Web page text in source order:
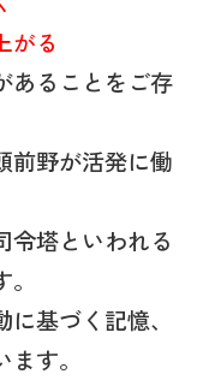
がる
あることをご存
前野が活発に働
令塔といわれる
基づく記憶、
す。